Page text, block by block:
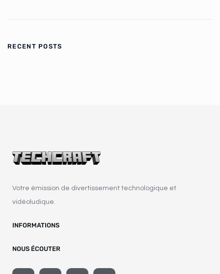
RECENT POSTS
Votre émission de divertissement technologique et
vidéoludique.
INFORMATIONS
NOUS ÉCOUTER